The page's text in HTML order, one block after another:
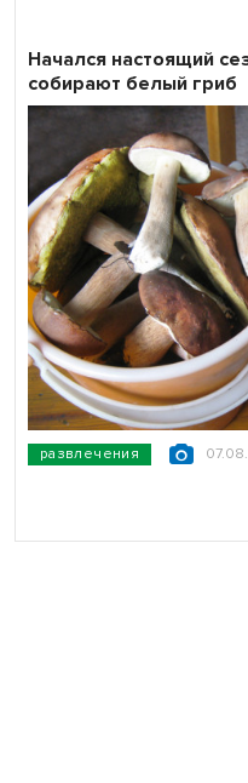
развлечения
Начался настоящий
собирают белый гриб